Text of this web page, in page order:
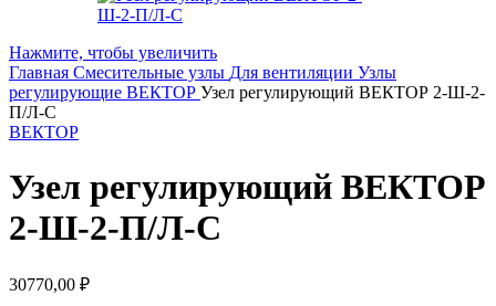
Нажмите, чтобы увеличить
Главная Смесительные узлы Для вентиляции Узлы
регулирующие ВЕКТОР Узел регулирующий ВЕКТОР 2-Ш-2-
П/Л-С
ВЕКТОР
Узел регулирующий ВЕКТОР
2-Ш-2-П/Л-С
30770,00 ₽